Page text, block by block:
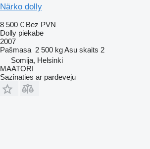
Närko dolly
8 500 € Bez PVN
Dolly piekabe
2007
Pašmasa 2 500 kgAsu skaits 2
Somija, Helsinki
MAATORI
Sazināties ar pārdevēju